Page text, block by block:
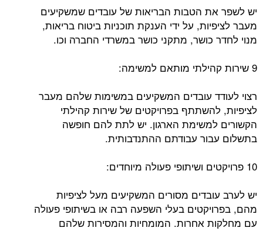
יש לשפר את הטבות הבריאות של עובדים שמשקיעים
מעבר לציפיות, על ידי הענקת תוכניות ביטוח בריאות,
מנוי לחדר כושר, מתקני כושר במשרדי החברה וכו.
9 שירות קהילתי מותאם למשימה:
רצוי לעודד עובדים המשקיעים במשימות שלהם מעבר
לציפיות, להשתתף בפרויקטים של שירות קהילתי
הקשורים למשימת הארגון. יש לתת להם חופשה
בתשלום עבור עבודתם ההתנדבותית.
10 פרויקטים ושיתופי פעולה מיוחדים:
יש לערב עובדים מסורים המשקיעים מעל לציפיות
מהם, בפרויקטים בעלי השפעה רבה או בשיתופי פעולה
עם מחלקות אחרות. המומחיות והמסירות שלהם